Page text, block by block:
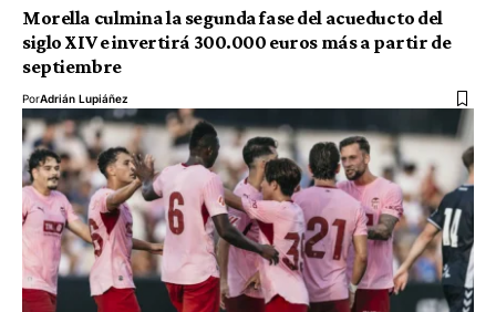
Morella culmina la segunda fase del acueducto del
siglo XIV e invertirá 300.000 euros más a partir de
septiembre
PorAdrián Lupiáñez